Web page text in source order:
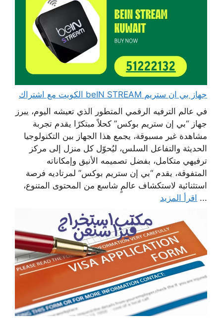
جهاز بي ان ستريم beIN STREAM الكويت مع اشتراك
في عالم الترفيه الرقمي المتطور الذي تعيشه اليوم، يبرز
جهاز “بي إن ستريم بوكس” كحلاً مبتكرًا يقدم تجربة
مشاهدة غير مسبوقة، يجمع هذا الجهاز بين التكنولوجيا
الحديثة والتفاعل السلس، ليُحوّل كل منزل إلى مركز
ترفيهي متكامل، بفضل تصميمه الأنيق وإمكاناته
المتفوقة، يقدم “بي إن ستريم بوكس” لمرتاديه فرصة
استثنائية لاستكشاف عالمٍ شاسع من المحتوى المتنوع،
... اقرأ المزيد